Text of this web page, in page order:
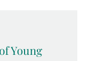
Young